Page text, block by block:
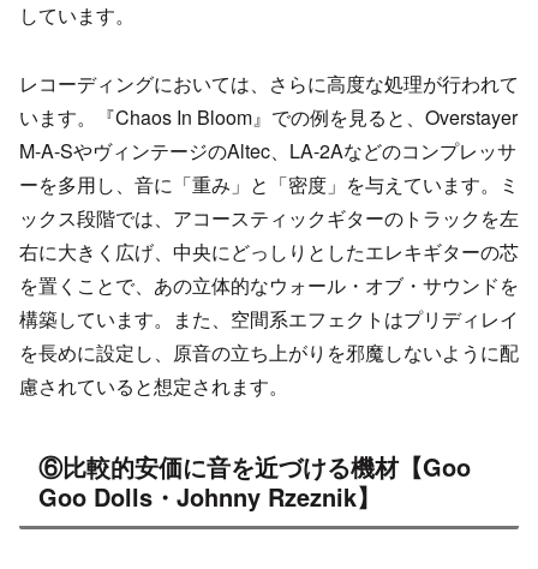
しています。
レコーディングにおいては、さらに高度な処理が行われて
います。『Chaos In Bloom』での例を見ると、Overstayer
M-A-SやヴィンテージのAltec、LA-2Aなどのコンプレッサ
ーを多用し、音に「重み」と「密度」を与えています。ミ
ックス段階では、アコースティックギターのトラックを左
右に大きく広げ、中央にどっしりとしたエレキギターの芯
を置くことで、あの立体的なウォール・オブ・サウンドを
構築しています。また、空間系エフェクトはプリディレイ
を長めに設定し、原音の立ち上がりを邪魔しないように配
慮されていると想定されます。
⑥比較的安価に音を近づける機材【Goo
Goo Dolls・Johnny Rzeznik】